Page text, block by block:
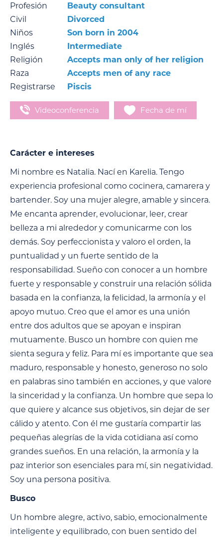
Profesión
Beauty consultant
Civil
Divorced
Niños
Son born in 2004
Inglés
Intermediate
Religión
Accepts man only of her religion
Raza
Accepts men of any race
Registrarse
Piscis
Videoconferencia Fecha de mí
Carácter e intereses
Mi nombre es Natalia. Nací en Karelia. Tengo
experiencia profesional como cocinera, camarera y
bartender. Soy una mujer alegre, amable y sincera.
Me encanta aprender, evolucionar, leer, crear
belleza a mi alrededor y comunicarme con los
demás. Soy perfeccionista y valoro el orden, la
puntualidad y un fuerte sentido de la
responsabilidad. Sueño con conocer a un hombre
fuerte y responsable y construir una relación sólida
basada en la confianza, la felicidad, la armonía y el
apoyo mutuo. Creo que el amor es una unión
entre dos adultos que se apoyan e inspiran
mutuamente. Busco un hombre con quien me
sienta segura y feliz. Para mí es importante que sea
maduro, responsable y honesto, generoso no solo
en palabras sino también en acciones, y que valore
la sinceridad y la confianza. Un hombre que sepa lo
que quiere y alcance sus objetivos, sin dejar de ser
cálido y atento. Con él me gustaría compartir las
pequeñas alegrías de la vida cotidiana así como
grandes sueños. En una relación, la armonía y la
paz interior son esenciales para mí, sin negatividad.
Soy una persona positiva.
Busco
Un hombre alegre, activo, sabio, emocionalmente
inteligente y equilibrado, con buen sentido del